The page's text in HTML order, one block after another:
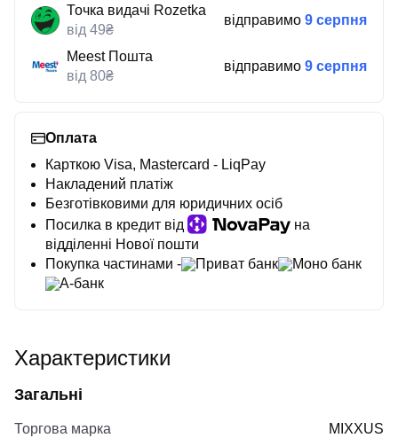
Точка видачі Rozetka
від 49₴
відправимо 9 серпня
Meest Пошта
від 80₴
відправимо 9 серпня
Оплата
Карткою Visa, Mastercard - LiqPay
Накладений платіж
Безготівковими для юридичних осіб
Посилка в кредит від
на
відділенні Нової пошти
Покупка частинами -
Приват банк
Моно банк
А-банк
Характеристики
Загальні
Торгова марка MIXXUS